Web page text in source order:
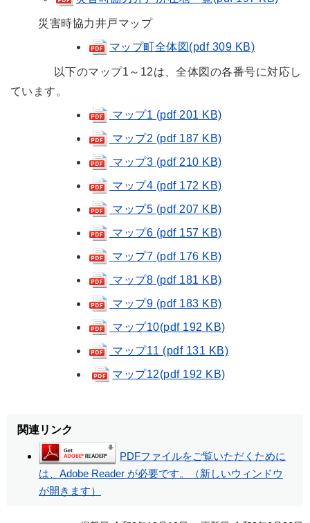
災害時協力井戸マップ
マップ町全体図(pdf 309 KB)
以下のマップ1～12は、全体図の各番号に対応し
ています。
マップ1 (pdf 201 KB)
マップ2 (pdf 187 KB)
マップ3 (pdf 210 KB)
マップ4 (pdf 172 KB)
マップ5 (pdf 207 KB)
マップ6 (pdf 157 KB)
マップ7 (pdf 176 KB)
マップ8 (pdf 181 KB)
マップ9 (pdf 183 KB)
マップ10(pdf 192 KB)
マップ11 (pdf 131 KB)
マップ12(pdf 192 KB)
関連リンク
PDFファイルをご覧いただくために
は、Adobe Reader が必要です。（新しいウィンドウ
が開きます）